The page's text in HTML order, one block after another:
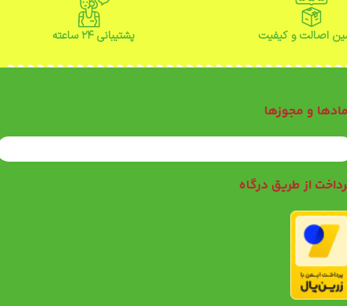
اصالت و کیفیت پشتیبانی ۲۴ ساعته
و مجوزها
از طریق درگاه